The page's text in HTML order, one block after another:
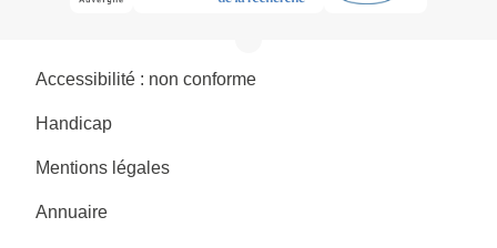
Accessibilité : non conforme
Handicap
Mentions légales
Annuaire